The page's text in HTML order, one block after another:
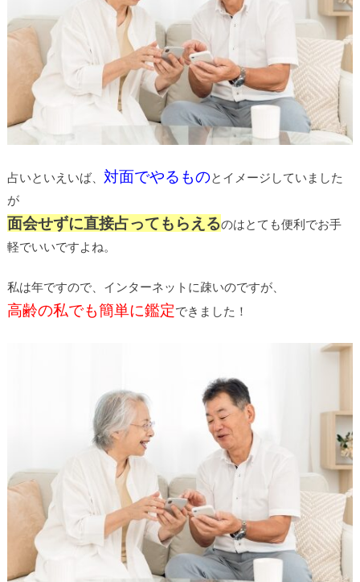
占いといえいば、 対面でやるものとイメージしていました
が
面会せずに直接占ってもらえるのはとても便利でお手
軽でいいですよね。
私は年ですので、インターネットに疎いのですが、
高齢の私でも簡単に鑑定できました！